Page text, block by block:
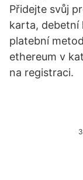
Přidejte svůj
karta, debetní
platební
ethereum v
na registraci.